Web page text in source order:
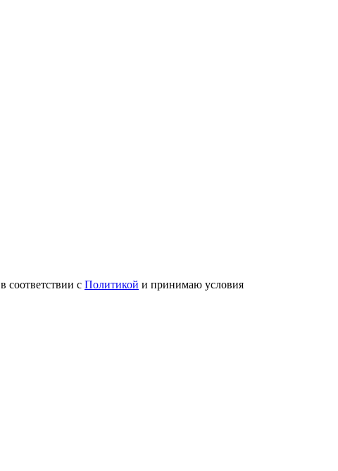
соответствии с Политикой и принимаю условия